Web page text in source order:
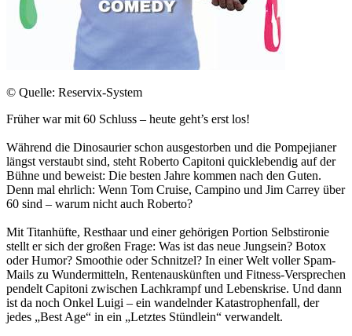
© Quelle: Reservix-System
Früher war mit 60 Schluss – heute geht’s erst los!
Während die Dinosaurier schon ausgestorben und die Pompejianer
längst verstaubt sind, steht Roberto Capitoni quicklebendig auf der
Bühne und beweist: Die besten Jahre kommen nach den Guten.
Denn mal ehrlich: Wenn Tom Cruise, Campino und Jim Carrey über
60 sind – warum nicht auch Roberto?
Mit Titanhüfte, Resthaar und einer gehörigen Portion Selbstironie
stellt er sich der großen Frage: Was ist das neue Jungsein? Botox
oder Humor? Smoothie oder Schnitzel? In einer Welt voller Spam-
Mails zu Wundermitteln, Rentenauskünften und Fitness-Versprechen
pendelt Capitoni zwischen Lachkrampf und Lebenskrise. Und dann
ist da noch Onkel Luigi – ein wandelnder Katastrophenfall, der
jedes „Best Age“ in ein „Letztes Stündlein“ verwandelt.